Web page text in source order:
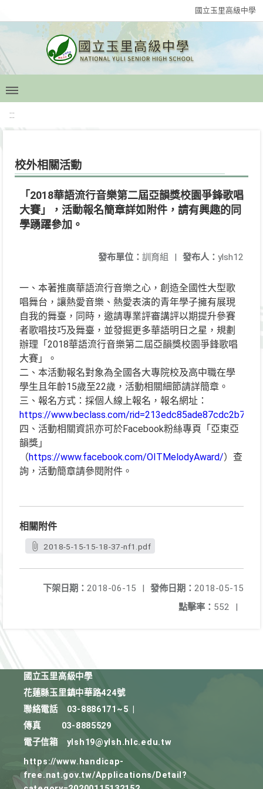
國立玉里高級中學
:::
校外相關活動
「2018華語流行音樂第二屆亞韻獎校園爭鋒歌唱
大賽」，活動報名簡章詳如附件，請有興趣的同
學踴躍參加。
發布人： ylsh12
發布單位： 訓育組 |
一、本著推廣華語流行音樂之心，創造全國性大型歌
唱舞台，讓熱愛音樂、熱愛表演的青年學子擁有展現
自我的舞臺，同時，邀請專業評審講評以期提升參賽
者歌唱技巧及舞臺，並發掘更多華語明日之星，規劃
辦理「2018華語流行音樂第二屆亞韻獎校園爭鋒歌唱
大賽」。
二、本活動報名對象為全國各大專院校及高中職在學
學生且年齡15歲至22歲，活動相關細節請詳簡章。
三、報名方式：採個人線上報名，報名網址：
https://www.beclass.com/rid=213edc85ade87cdc2b7d
四、活動相關資訊亦可於Facebook粉絲專頁「亞東亞
韻獎」
（https://www.facebook.com/OITMelodyAward/）查
詢，活動簡章請參閱附件。
相關附件
2018-5-15-15-18-37-nf1.pdf
發佈日期： 2018-05-15
下架日期： 2018-06-15
|
點擊率： 552 |
國立玉里高級中學
花蓮縣玉里鎮中華路424號
聯絡電話
03-8886171~5
傳真
03-8885529
電子信箱
ylsh19@ylsh.hlc.edu.tw
https://www.handicap-
free.nat.gov.tw/Applications/Detail?